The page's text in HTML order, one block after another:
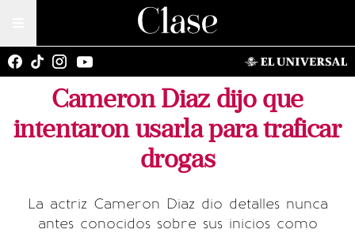
Cameron Diaz dijo que
intentaron usarla para traficar
drogas
La actriz Cameron Diaz dio detalles nunca
antes conocidos sobre sus inicios como